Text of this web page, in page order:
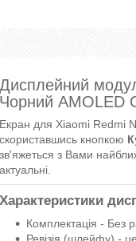
Дисплейний
Чорний AMOLED
Екран для Xiaomi Redmi
скориставшись кнопкою
зв'яжеться з Вами
актуальні.
Характеристики
Комплектація - Без